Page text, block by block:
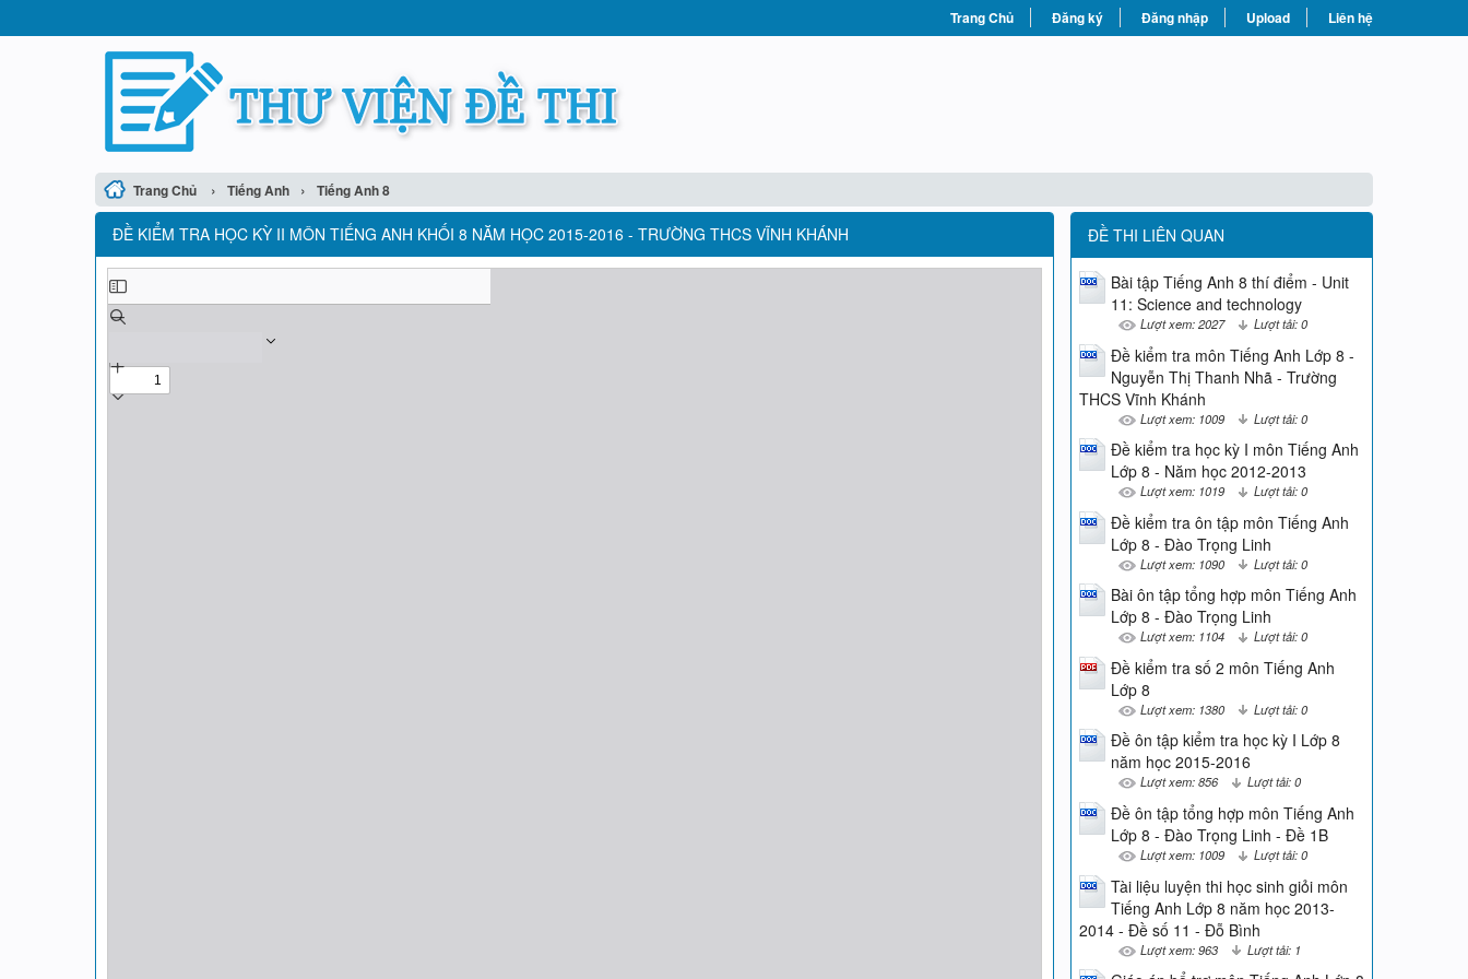
Trang Chủ Đăng ký Đăng nhập Upload Liên hệ
Trang Chủ › Tiếng Anh › Tiếng Anh 8
ĐỀ KIỂM TRA HỌC KỲ II MÔN TIẾNG ANH KHỐI 8 NĂM HỌC 2015-2016 - TRƯỜNG THCS VĨNH KHÁNH ĐỀ THI LIÊN QUAN
Bài tập Tiếng Anh 8 thí điểm - Unit
11: Science and technology
Lượt xem: 2027 Lượt tải: 0
Đề kiểm tra môn Tiếng Anh Lớp 8 -
Nguyễn Thị Thanh Nhã - Trường
THCS Vĩnh Khánh
Lượt xem: 1009 Lượt tải: 0
Đề kiểm tra học kỳ I môn Tiếng Anh
Lớp 8 - Năm học 2012-2013
Lượt xem: 1019 Lượt tải: 0
Đề kiểm tra ôn tập môn Tiếng Anh
Lớp 8 - Đào Trọng Linh
Lượt xem: 1090 Lượt tải: 0
Bài ôn tập tổng hợp môn Tiếng Anh
Lớp 8 - Đào Trọng Linh
Lượt xem: 1104 Lượt tải: 0
Đề kiểm tra số 2 môn Tiếng Anh
Lớp 8
Lượt xem: 1380 Lượt tải: 0
Đề ôn tập kiểm tra học kỳ I Lớp 8
năm học 2015-2016
Lượt xem: 856 Lượt tải: 0
Đề ôn tập tổng hợp môn Tiếng Anh
Lớp 8 - Đào Trọng Linh - Đề 1B
Lượt xem: 1009 Lượt tải: 0
Tài liệu luyện thi học sinh giỏi môn
Tiếng Anh Lớp 8 năm học 2013-
2014 - Đề số 11 - Đỗ Bình
Lượt xem: 963 Lượt tải: 1